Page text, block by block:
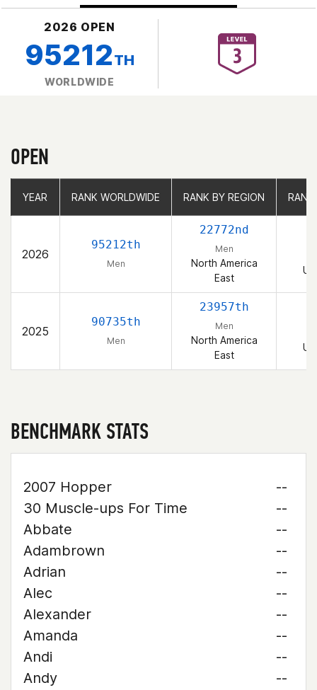
2026 OPEN
95212TH
WORLDWIDE
OPEN
YEAR RANK WORLDWIDE RANK BY REGION
2026
95212th
Men
22772nd
Men
North America
East
2025
90735th
Men
23957th
Men
North America
East
YEAR RANK WORLDWIDE RANK BY REGION
BENCHMARK STATS
2007 Hopper
--
30 Muscle-ups For Time
--
Abbate
--
Adambrown
--
Adrian
--
Alec
--
Alexander
--
Amanda
--
Andi
--
Andy
--